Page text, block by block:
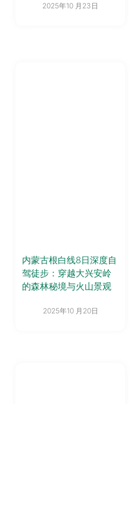
2025年10 月23日
内蒙古根白线8日深度自
驾徒步：穿越大兴安岭
的森林秘境与火山景观
2025年10 月20日